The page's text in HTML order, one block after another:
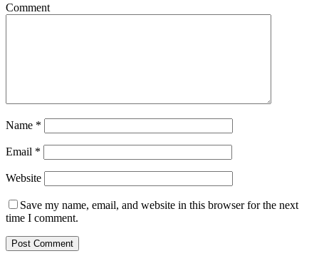
Comment
Name *
Email *
Website
Save my name, email, and website in this browser for the next
time I comment.